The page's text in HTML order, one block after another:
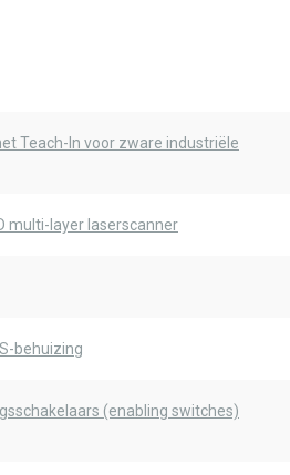
Teach-In voor zware industriële
multi-layer laserscanner
behuizing
(enabling switches)